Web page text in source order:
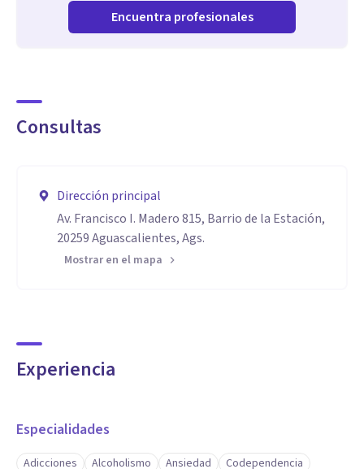
Encuentra profesionales
Consultas
Dirección principal
Av. Francisco I. Madero 815, Barrio de la Estación,
20259 Aguascalientes, Ags.
Mostrar en el mapa
Experiencia
Especialidades
Adicciones Alcoholismo Ansiedad
Codependencia